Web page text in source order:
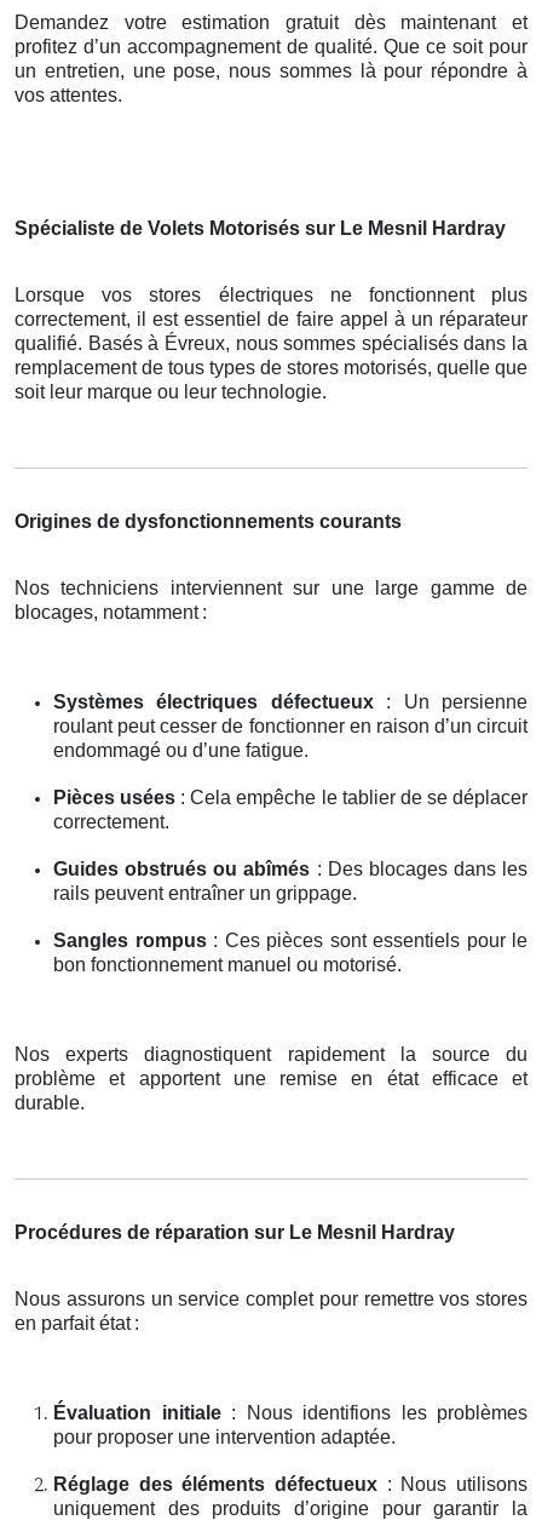
Demandez votre estimation gratuit dès maintenant et
profitez d’un accompagnement de qualité. Que ce soit pour
un entretien, une pose, nous sommes là pour répondre à
vos attentes.
Spécialiste de Volets Motorisés sur Le Mesnil Hardray
Lorsque vos stores électriques ne fonctionnent plus
correctement, il est essentiel de faire appel à un réparateur
qualifié. Basés à Évreux, nous sommes spécialisés dans la
remplacement de tous types de stores motorisés, quelle que
soit leur marque ou leur technologie.
Origines de dysfonctionnements courants
Nos techniciens interviennent sur une large gamme de
blocages, notamment :
Systèmes électriques défectueux: Un persienne
roulant peut cesser de fonctionner en raison d’un circuit
endommagé ou d’une fatigue.
Pièces usées : Cela empêche le tablier de se déplacer
correctement.
Guides obstrués ou abîmés : Des blocages dans les
rails peuvent entraîner un grippage.
Sangles rompus: Ces pièces sont essentiels pour le
bon fonctionnement manuel ou motorisé.
Nos experts diagnostiquent rapidement la source du
problème et apportent une remise en état efficace et
durable.
Procédures de réparation sur Le Mesnil Hardray
Nous assurons un service complet pour remettre vos stores
en parfait état :
Évaluation initiale: Nous identifions les problèmes
pour proposer une intervention adaptée.
Réglage des éléments défectueux : Nous utilisons
uniquement des produits d’origine pour garantir la